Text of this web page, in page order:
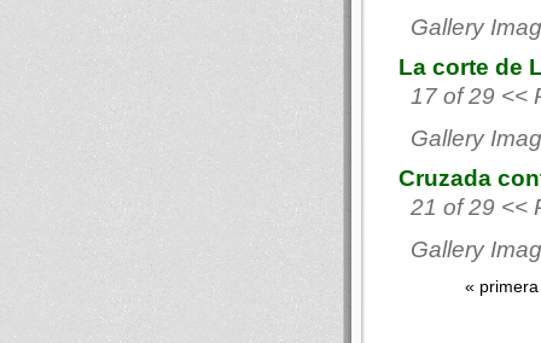
Gallery
La corte de
17 of 29 <<
Gallery
Cruzada
21 of 29 <<
Gallery
« primera